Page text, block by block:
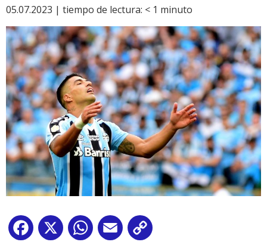
05.07.2023 | tiempo de lectura: < 1 minuto
Facebook
X WhatsApp
Email